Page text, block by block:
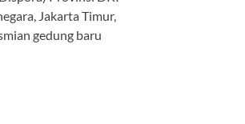
Jakarta Timur,
gedung baru